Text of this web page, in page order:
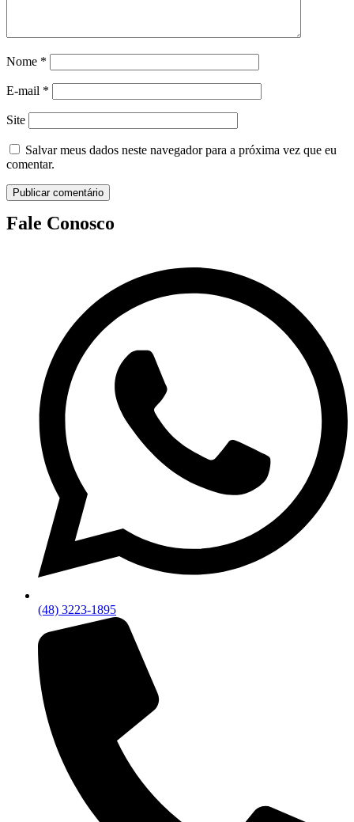
Nome *
E-mail *
Site
Salvar meus dados neste navegador para a próxima vez que eu
comentar.
Fale Conosco
(48) 3223-1895